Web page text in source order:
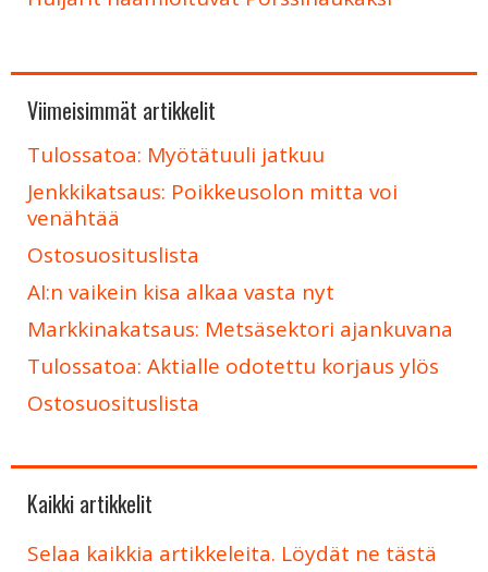
Viimeisimmät artikkelit
Tulossatoa: Myötätuuli jatkuu
Jenkkikatsaus: Poikkeusolon mitta voi
venähtää
Ostosuosituslista
AI:n vaikein kisa alkaa vasta nyt
Markkinakatsaus: Metsäsektori ajankuvana
Tulossatoa: Aktialle odotettu korjaus ylös
Ostosuosituslista
Kaikki artikkelit
Selaa kaikkia artikkeleita. Löydät ne tästä